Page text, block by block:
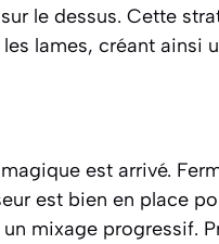
le dessus. Cette
lames, créant ainsi
est arrivé.
est bien en place
mixage progressif.